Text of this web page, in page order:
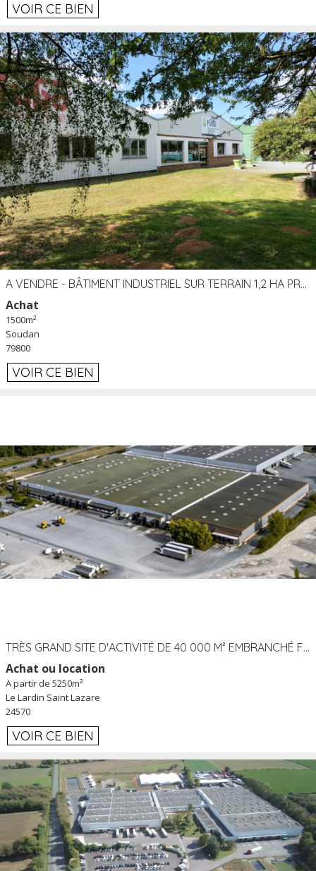
VOIR CE BIEN
A VENDRE - BÂTIMENT INDUSTRIEL SUR TERRAIN 1,2 HA PROCHE ÉCHANGEUR A10 - SOUDAN (79)
Achat
1500m²
Soudan
79800
VOIR CE BIEN
TRÈS GRAND SITE D'ACTIVITÉ DE 40 000 M² EMBRANCHÉ FER AU LARDIN SAINT LAZARE (24) PROCHE A89 À LOUER
Achat ou location
A partir de 5250m²
Le Lardin Saint Lazare
24570
VOIR CE BIEN